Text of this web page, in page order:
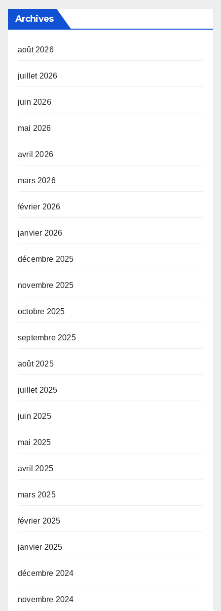
Archives
août 2026
juillet 2026
juin 2026
mai 2026
avril 2026
mars 2026
février 2026
janvier 2026
décembre 2025
novembre 2025
octobre 2025
septembre 2025
août 2025
juillet 2025
juin 2025
mai 2025
avril 2025
mars 2025
février 2025
janvier 2025
décembre 2024
novembre 2024